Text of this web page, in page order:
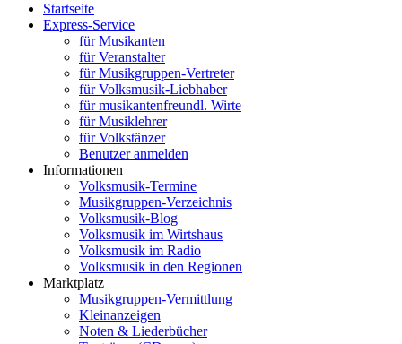
Startseite
Express-Service
für Musikanten
für Veranstalter
für Musikgruppen-Vertreter
für Volksmusik-Liebhaber
für musikantenfreundl. Wirte
für Musiklehrer
für Volkstänzer
Benutzer anmelden
Informationen
Volksmusik-Termine
Musikgruppen-Verzeichnis
Volksmusik-Blog
Volksmusik im Wirtshaus
Volksmusik im Radio
Volksmusik in den Regionen
Marktplatz
Musikgruppen-Vermittlung
Kleinanzeigen
Noten & Liederbücher